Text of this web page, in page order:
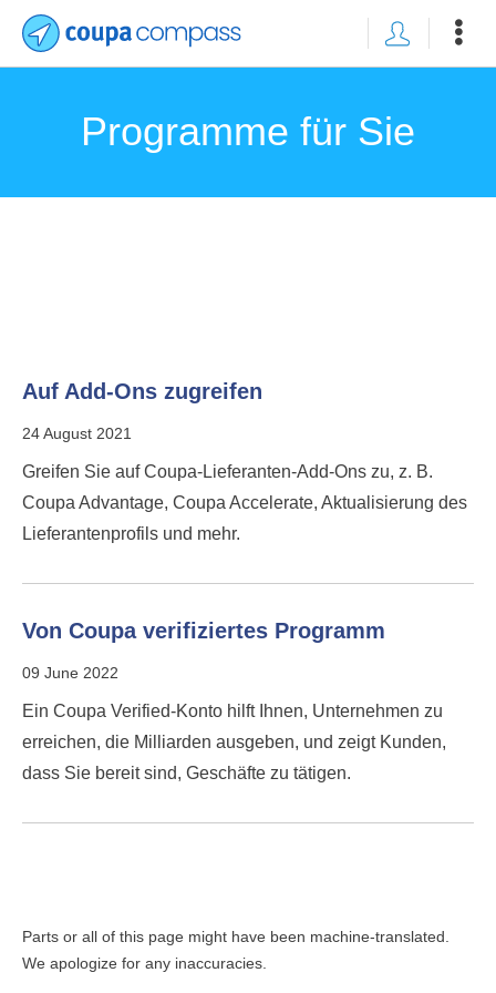
Programme für Sie
Auf Add-Ons zugreifen
24 August 2021
Greifen Sie auf Coupa-Lieferanten-Add-Ons zu, z. B.
Coupa Advantage, Coupa Accelerate, Aktualisierung des
Lieferantenprofils und mehr.
Von Coupa verifiziertes Programm
09 June 2022
Ein Coupa Verified-Konto hilft Ihnen, Unternehmen zu
erreichen, die Milliarden ausgeben, und zeigt Kunden,
dass Sie bereit sind, Geschäfte zu tätigen.
Parts or all of this page might have been machine-translated.
We apologize for any inaccuracies.